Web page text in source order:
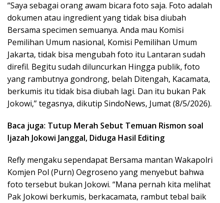
“Saya sebagai orang awam bicara foto saja. Foto adalah
dokumen atau ingredient yang tidak bisa diubah
Bersama specimen semuanya. Anda mau Komisi
Pemilihan Umum nasional, Komisi Pemilihan Umum
Jakarta, tidak bisa mengubah foto itu Lantaran sudah
direfil. Begitu sudah diluncurkan Hingga publik, foto
yang rambutnya gondrong, belah Ditengah, Kacamata,
berkumis itu tidak bisa diubah lagi. Dan itu bukan Pak
Jokowi,” tegasnya, dikutip SindoNews, Jumat (8/5/2026).
Baca juga: Tutup Merah Sebut Temuan Rismon soal
Ijazah Jokowi Janggal, Diduga Hasil Editing
Refly mengaku sependapat Bersama mantan Wakapolri
Komjen Pol (Purn) Oegroseno yang menyebut bahwa
foto tersebut bukan Jokowi. “Mana pernah kita melihat
Pak Jokowi berkumis, berkacamata, rambut tebal baik